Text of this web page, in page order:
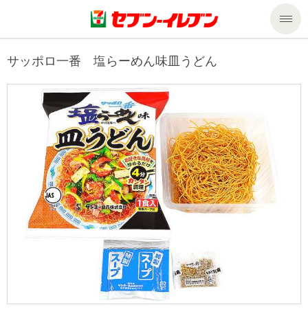
商品のご案内
商品のご案内トップ
今週の新商品
来週の新商品
商品カテゴリ一覧
食の安全・安心への取組み
セール・キャンペーン
サービス
サービストップ
nanacoトップ
マルチコピー機でできること
マルチコピー機でできることトップ
企業情報
企業情報トップ
私たちの取組み
サステナビリティトップ
サッポロ一番 塩らーめん味皿うどん